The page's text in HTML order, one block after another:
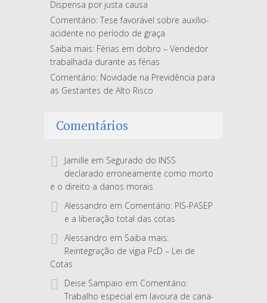
Dispensa por justa causa
Comentário: Tese favorável sobre auxílio-
acidente no período de graça
Saiba mais: Férias em dobro – Vendedor
trabalhada durante as férias
Comentário: Novidade na Previdência para
as Gestantes de Alto Risco
Comentários
Jamille em Segurado do INSS
declarado erroneamente como morto
e o direito a danos morais
Alessandro em Comentário: PIS-PASEP
e a liberação total das cotas
Alessandro em Saiba mais:
Reintegração de vigia PcD – Lei de
Cotas
Deise Sampaio em Comentário:
Trabalho especial em lavoura de cana-